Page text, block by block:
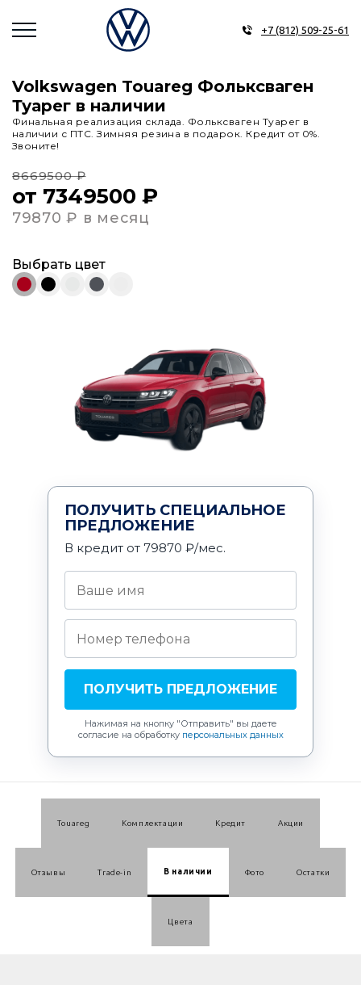
+7 (812) 509-25-61
Volkswagen Touareg Фольксваген
Туарег в наличии
Финальная реализация склада. Фольксваген Туарег в
наличии с ПТС. Зимняя резина в подарок. Кредит от 0%.
Звоните!
8669500 ₽
от 7349500 ₽
79870 ₽ в месяц
Выбрать цвет
ПОЛУЧИТЬ СПЕЦИАЛЬНОЕ
ПРЕДЛОЖЕНИЕ
В кредит от 79870 ₽/мес.
ПОЛУЧИТЬ ПРЕДЛОЖЕНИЕ
Нажимая на кнопку "Отправить" вы даете
согласие на обработку персональных данных
Touareg Комплектации Кредит Акции
Отзывы Trade-in В наличии Фото Остатки
Цвета